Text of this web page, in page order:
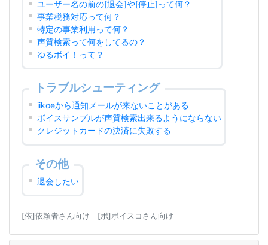
ユーザー名の前の[退会]や[停止]って何？
事業税務対応って何？
特定の事業利用って何？
声質検索って何をしてるの？
ゆるボイ！って？
トラブルシューティング
iikoeから通知メールが来ないことがある
ボイスサンプルが声質検索出来るようにならない
クレジットカードの決済に失敗する
その他
退会したい
[依]依頼者さん向け [ボ]ボイスコさん向け